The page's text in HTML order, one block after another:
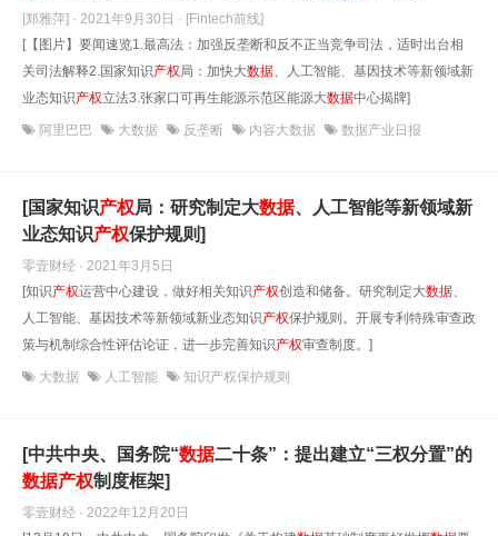
[郑雅萍] · 2021年9月30日 · [Fintech前线]
[【图片】要闻速览1.最高法：加强反垄断和反不正当竞争司法，适时出台相
关司法解释2.国家知识产权局：加快大数据、人工智能、基因技术等新领域新
业态知识产权立法3.张家口可再生能源示范区能源大数据中心揭牌]
阿里巴巴 大数据 反垄断 内容大数据 数据产业日报
[国家知识产权局：研究制定大数据、人工智能等新领域新
业态知识产权保护规则]
零壹财经 · 2021年3月5日
[知识产权运营中心建设，做好相关知识产权创造和储备。研究制定大数据、
人工智能、基因技术等新领域新业态知识产权保护规则。开展专利特殊审查政
策与机制综合性评估论证，进一步完善知识产权审查制度。]
大数据 人工智能 知识产权保护规则
[中共中央、国务院“数据二十条”：提出建立“三权分置”的
数据产权制度框架]
零壹财经 · 2022年12月20日